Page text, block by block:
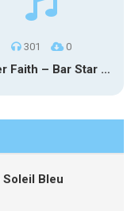
301 0
Carter Faith – Bar Star Vevo
Bleu